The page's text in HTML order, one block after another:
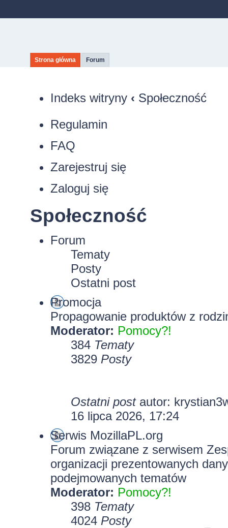
Strona główna Forum
Indeks witryny ‹ Społeczność
Regulamin
FAQ
Zarejestruj się
Zaloguj się
Społeczność
Forum
Tematy
Posty
Ostatni post
Promocja
Propagowanie produktów z
Moderator: Pomocy?!
384 Tematy
3829 Posty
Ostatni postautor:
16 lipca 2026, 17:24
Serwis MozillaPL.org
Forum związane z serwisem
organizacji prezentowanych
podejmowanych tematów
Moderator: Pomocy?!
398 Tematy
4024 Posty